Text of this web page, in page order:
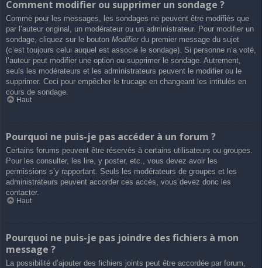
Comment modifier ou supprimer un sondage ?
Comme pour les messages, les sondages ne peuvent être modifiés que
par l’auteur original, un modérateur ou un administrateur. Pour modifier un
sondage, cliquez sur le bouton Modifierdu premier message du sujet
(c’est toujours celui auquel est associé le sondage). Si personne n’a voté,
l’auteur peut modifier une option ou supprimer le sondage. Autrement,
seuls les modérateurs et les administrateurs peuvent le modifier ou le
supprimer. Ceci pour empêcher le trucage en changeant les intitulés en
cours de sondage.
Haut
Pourquoi ne puis-je pas accéder à un forum ?
Certains forums peuvent être réservés à certains utilisateurs ou groupes.
Pour les consulter, les lire, y poster, etc., vous devez avoir les
permissions s’y rapportant. Seuls les modérateurs de groupes et les
administrateurs peuvent accorder ces accès, vous devez donc les
contacter.
Haut
Pourquoi ne puis-je pas joindre des fichiers à mon
message ?
La possibilité d’ajouter des fichiers joints peut être accordée par forum,